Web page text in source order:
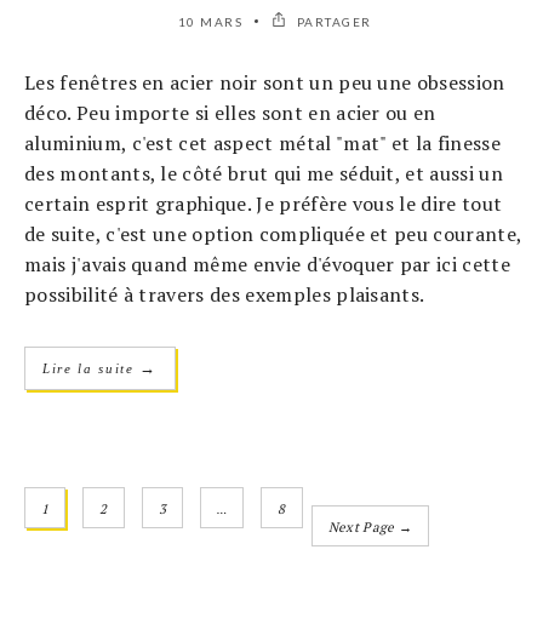
10 MARS PARTAGER
Les fenêtres en acier noir sont un peu une obsession
déco. Peu importe si elles sont en acier ou en
aluminium, c'est cet aspect métal "mat" et la finesse
des montants, le côté brut qui me séduit, et aussi un
certain esprit graphique. Je préfère vous le dire tout
de suite, c'est une option compliquée et peu courante,
mais j'avais quand même envie d'évoquer par ici cette
possibilité à travers des exemples plaisants.
Lire la suite →
1 2 3
8
Next Page →